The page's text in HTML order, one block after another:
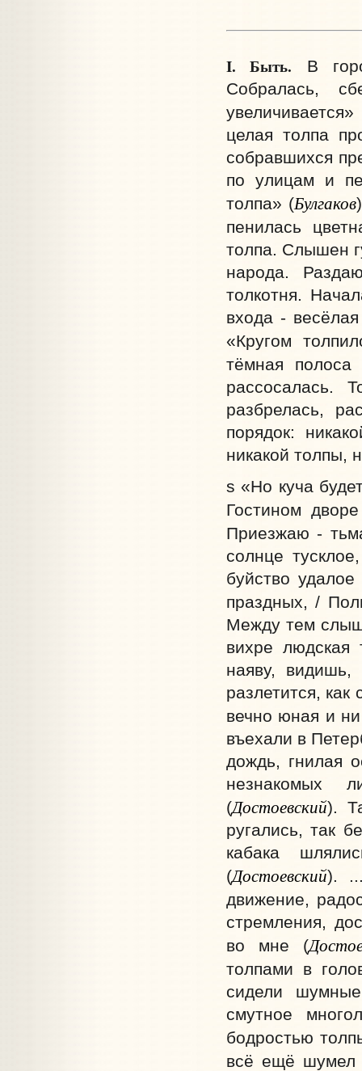
I. Быть.
В
Собралась,
увеличивается»
целая толпа
собравшихся
по улицам и
толпа» (Булгаков
пенилась
толпа. Слышен
народа.
толкотня.
входа -
«Кругом
тёмная
рассосалась.
разбрелась,
порядок:
никакой толпы,
s «Но куча
Гостином
Приезжаю -
солнце
буйство
праздных, /
Между тем
вихре
наяву,
разлетится,
вечно юная и
въехали в
дождь, гнилая
незнакомых
(Достоевский).
ругались, так
кабака
(Достоевский).
движение,
стремления,
во мне (
толпами в
сидели
смутное
бодростью
всё ещё шумел